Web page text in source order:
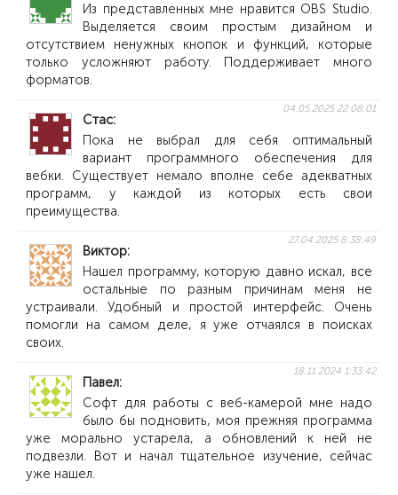
Из представленных мне нравится OBS Studio.
Выделяется своим простым дизайном и
отсутствием ненужных кнопок и функций, которые
только усложняют работу. Поддерживает много
форматов.
Стас
04.05.2025 22:08:01
Пока не выбрал для себя оптимальный
вариант программного обеспечения для
вебки. Существует немало вполне себе адекватных
программ, у каждой из которых есть свои
преимущества.
Виктор
27.04.2025 8:38:49
Нашел программу, которую давно искал, все
остальные по разным причинам меня не
устраивали. Удобный и простой интерфейс. Очень
помогли на самом деле, я уже отчаялся в поисках
своих.
Павел
18.11.2024 1:33:42
Софт для работы с веб-камерой мне надо
было бы подновить, моя прежняя программа
уже морально устарела, а обновлений к ней не
подвезли. Вот и начал тщательное изучение, сейчас
уже нашел.